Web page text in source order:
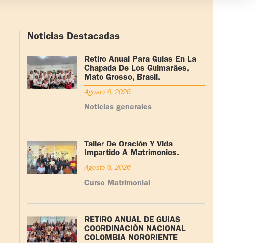
Noticias Destacadas
Retiro Anual Para Guías En La
Chapada De Los Guimarães,
Mato Grosso, Brasil.
Agosto 6, 2026
Noticias generales
Taller De Oración Y Vida
Impartido A Matrimonios.
Agosto 6, 2026
Curso Matrimonial
RETIRO ANUAL DE GUÍAS
COORDINACIÓN NACIONAL
COLOMBIA NORORIENTE